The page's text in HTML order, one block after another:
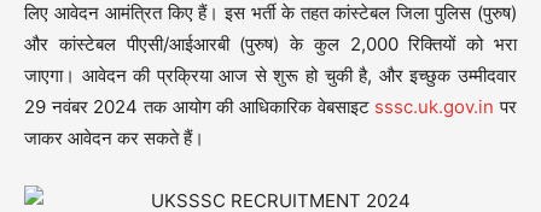
लिए आवेदन आमंत्रित किए हैं। इस भर्ती के तहत कांस्टेबल जिला पुलिस (पुरुष)
और कांस्टेबल पीएसी/आईआरबी (पुरुष) के कुल 2,000 रिक्तियों को भरा
जाएगा। आवेदन की प्रक्रिया आज से शुरू हो चुकी है, और इच्छुक उम्मीदवार
29 नवंबर 2024 तक आयोग की आधिकारिक वेबसाइट sssc.uk.gov.in पर
जाकर आवेदन कर सकते हैं।